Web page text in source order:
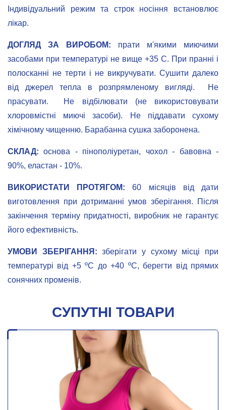
Індивідуальний режим та строк носіння встановлює
лікар.
ДОГЛЯД ЗА ВИРОБОМ: прати м'якими миючими
засобами при температурі не вище +35 С. При пранні і
полосканні не терти і не викручувати. Сушити далеко
від джерел тепла в розпрямленому вигляді. Не
прасувати. Не відбілювати (не використовувати
хлоровмістні миючі засоби). Не піддавати сухому
хімічному чищенню. Барабанна сушка заборонена.
СКЛАД:основа - пінополіуретан, чохол - бавовна -
90%, еластан - 10%.
ВИКОРИСТАТИ ПРОТЯГОМ:60 місяців від дати
виготовлення при дотриманні умов зберігання. Після
закінчення терміну придатності, виробник не гарантує
його ефективність.
УМОВИ ЗБЕРІГАННЯ:зберігати у сухому місці при
температурі від +5 ºС до +40 ºС, берегти від прямих
сонячних променів.
СУПУТНІ ТОВАРИ